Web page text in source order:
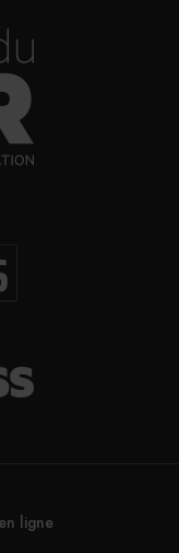
Roo
Sur
California Sur
et Baja California
ligne